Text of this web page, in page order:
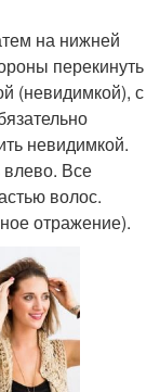
на нижней
перекинуть
(невидимкой), с
невидимкой.
влево. Все
волос.
отражение).